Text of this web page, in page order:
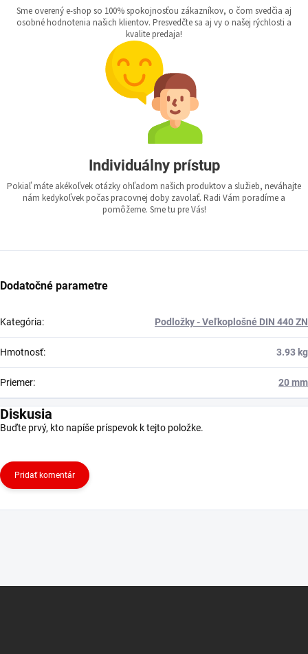
Sme overený e-shop so 100% spokojnosťou zákazníkov, o čom svedčia aj
osobné hodnotenia našich klientov. Presvedčte sa aj vy o našej rýchlosti a
kvalite predaja!
Individuálny prístup
Pokiaľ máte akékoľvek otázky ohľadom našich produktov a služieb, neváhajte
nám kedykoľvek počas pracovnej doby zavolať. Radi Vám poradíme a
pomôžeme. Sme tu pre Vás!
Dodatočné parametre
Kategória: Podložky - Veľkoplošné DIN 440 ZN
Hmotnosť: 3.93 kg
Priemer: 20 mm
Diskusia
Buďte prvý, kto napíše príspevok k tejto položke.
Pridať komentár